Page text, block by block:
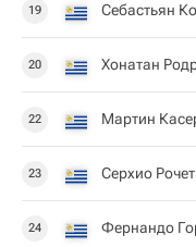
19 Себастьян
20 Хонатан
22 Мартин
23 Серхио Рочет
24 Фернандо